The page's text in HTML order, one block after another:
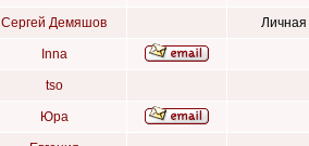
Сергей Демяшов Личная
Inna
tso
Юра